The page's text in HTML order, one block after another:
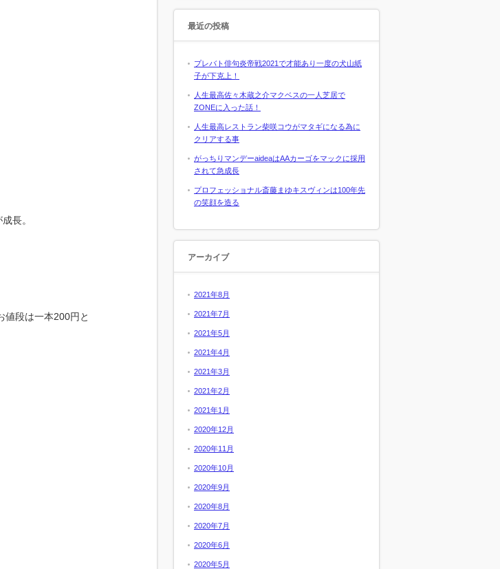
長。
値段は一本200円と
最近の投稿
プレバト俳句炎帝戦2021で才能あり一度の犬山紙
子が下克上！
人生最高佐々木蔵之介マクベスの一人芝居で
ZONEに入った話！
人生最高レストラン柴咲コウがマタギになる為に
クリアする事
がっちりマンデーaideaはAAカーゴをマックに採用
されて急成長
プロフェッショナル斎藤まゆキスヴィンは100年先
の笑顔を造る
アーカイブ
2021年8月
2021年7月
2021年5月
2021年4月
2021年3月
2021年2月
2021年1月
2020年12月
2020年11月
2020年10月
2020年9月
2020年8月
2020年7月
2020年6月
2020年5月